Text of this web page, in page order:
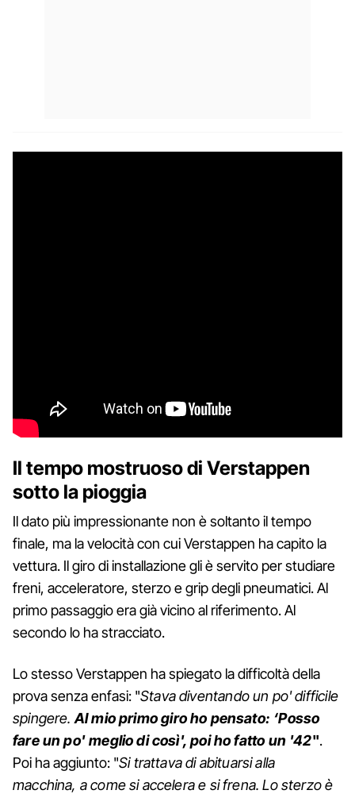
Il tempo mostruoso di Verstappen
sotto la pioggia
Il dato più impressionante non è soltanto il tempo
finale, ma la velocità con cui Verstappen ha capito la
vettura. Il giro di installazione gli è servito per studiare
freni, acceleratore, sterzo e grip degli pneumatici. Al
primo passaggio era già vicino al riferimento. Al
secondo lo ha stracciato.
Lo stesso Verstappen ha spiegato la difficoltà della
prova senza enfasi: "Stava diventando un po' difficile
spingere. Al mio primo giro ho pensato: ‘Posso
fare un po' meglio di così', poi ho fatto un '42".
Poi ha aggiunto: "Si trattava di abituarsi alla
macchina, a come si accelera e si frena. Lo sterzo è